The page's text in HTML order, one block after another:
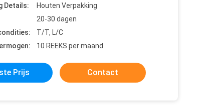
Details:
Houten Verpakking
20-30 dagen
T/T, L/C
10 REEKS per maand
Prijs Contact